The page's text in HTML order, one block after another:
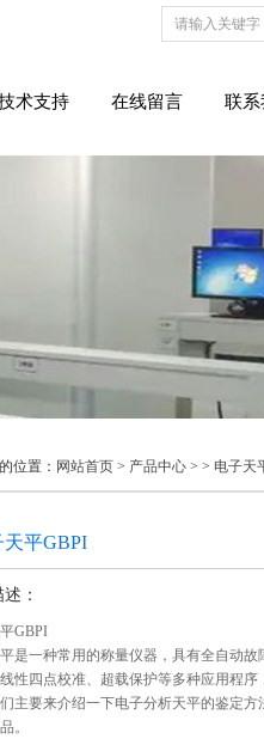
术支持 在线留言 联系
位置： 网站首页 > 产品中心 > > 电子天
平GBPI
：
GBPI
是一种常用的称量仪器，具有全自动故
性四点校准、超载保护等多种应用程序
主要来介绍一下电子分析天平的鉴定方
。